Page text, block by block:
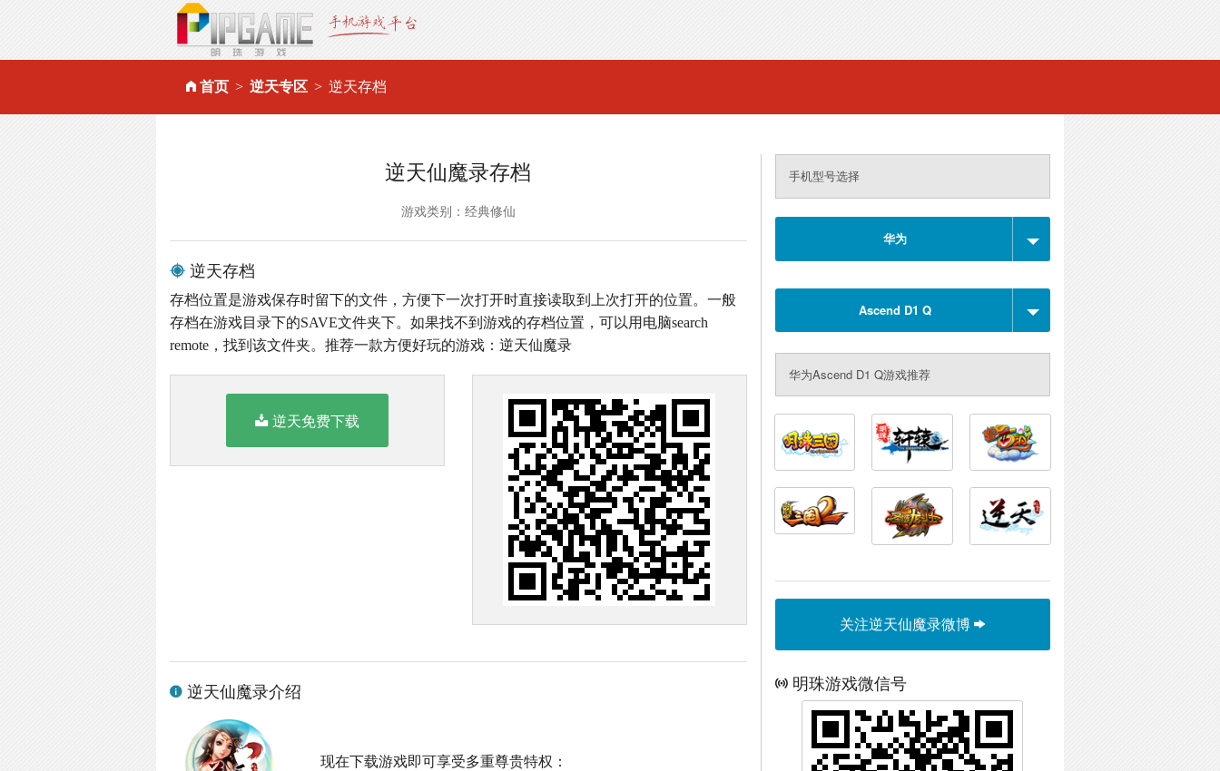
首页 逆天专区 逆天存档
逆天仙魔录存档
游戏类别：经典修仙
逆天存档
存档位置是游戏保存时留下的文件，方便下一次打开时直接读取到上次打开的位置。一般
存档在游戏目录下的SAVE文件夹下。如果找不到游戏的存档位置，可以用电脑search
remote，找到该文件夹。推荐一款方便好玩的游戏：逆天仙魔录
逆天免费下载
逆天仙魔录介绍
现在下载游戏即可享受多重尊贵特权：
手机型号选择
华为
Ascend D1 Q
华为Ascend D1 Q游戏推荐
关注逆天仙魔录微博
明珠游戏微信号